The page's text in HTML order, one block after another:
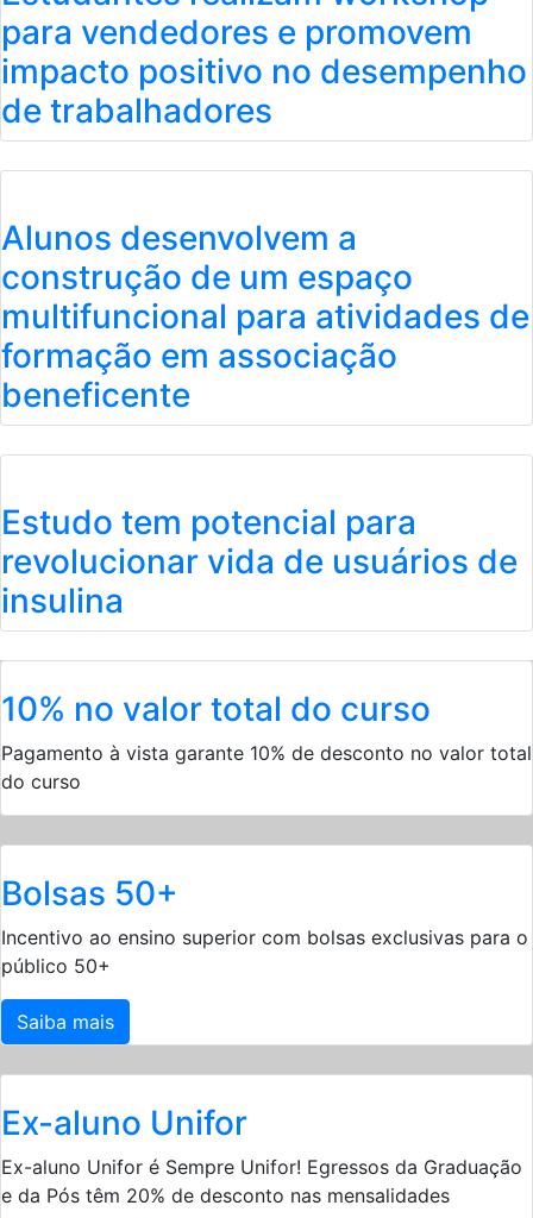
para vendedores e promovem
impacto positivo no desempenho
de trabalhadores
Alunos desenvolvem a
construção de um espaço
multifuncional para atividades de
formação em associação
beneficente
Estudo tem potencial para
revolucionar vida de usuários de
insulina
10% no valor total do curso
Pagamento à vista garante 10% de desconto no valor total
do curso
Bolsas 50+
Incentivo ao ensino superior com bolsas exclusivas para o
público 50+
Saiba mais
Ex-aluno Unifor
Ex-aluno Unifor é Sempre Unifor! Egressos da Graduação
e da Pós têm 20% de desconto nas mensalidades